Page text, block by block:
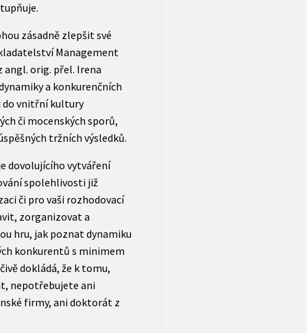
zásadně zlepšit své
Management
angl. orig. přel. Irena
a konkurenčních
do vnitřní kultury
či mocenských sporů,
tržních výsledků.
dovolujícího vytváření
spolehlivosti již
či pro vaši rozhodovací
zorganizovat a
hru, jak poznat dynamiku
konkurentů s minimem
dokládá, že k tomu,
nepotřebujete ani
firmy, ani doktorát z